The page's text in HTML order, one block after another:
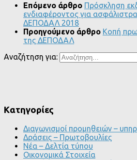
Επόμενο άρθρο Πρόσκληση
ενδιαφέροντος για
ΔΕΠΟΔΑΛ 2018
Προηγούμενο άρθρο Κοπή
της ΔΕΠΟΔΑΛ
Αναζήτηση για:
Kατηγορίες
Διαγωνισμοί προμηθειών –
Δράσεις – Πρωτοβουλίες
Νέα – Δελτία τύπου
Οικονομικά Στοιχεία